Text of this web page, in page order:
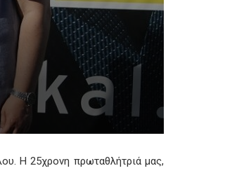
Η 25χρονη πρωταθλήτριά μας,